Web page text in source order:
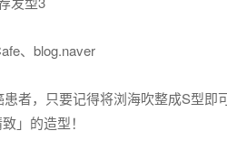
、blog.naver
者，只要记得将浏海吹整成S型即
」的造型！